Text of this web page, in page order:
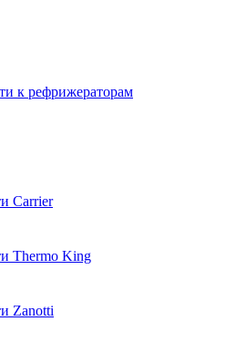
к рефрижераторам
Carrier
Thermo King
Zanotti